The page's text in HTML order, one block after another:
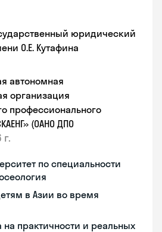
юридический
О.Е. Кутафина
автономная
организация
профессионального
(ОАНО ДПО
г.
по специальности
в Азии во время
на практичности и реальных